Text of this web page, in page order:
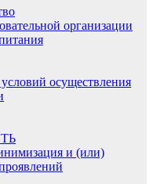
организации
осуществления
и (или)